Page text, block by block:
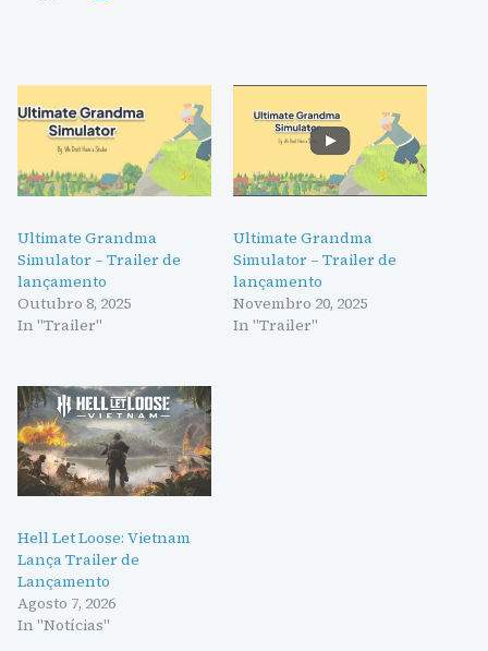
Ultimate Grandma
Simulator – Trailer de
lançamento
Outubro 8, 2025
In "Trailer"
Ultimate Grandma
Simulator – Trailer de
lançamento
Novembro 20, 2025
In "Trailer"
Hell Let Loose: Vietnam
Lança Trailer de
Lançamento
Agosto 7, 2026
In "Notícias"